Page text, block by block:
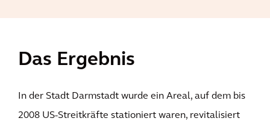
Das Ergebnis
In der Stadt Darmstadt wurde ein Areal, auf dem bis
2008 US-Streitkräfte stationiert waren, revitalisiert